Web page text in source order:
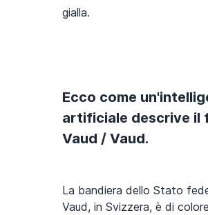
gialla.
Ecco come
artificiale descrive il
Vaud / Vaud.
La bandiera dello Stato
Vaud, in Svizzera, è di colore